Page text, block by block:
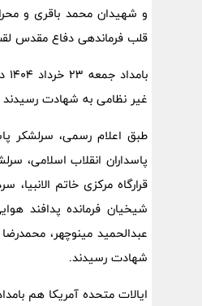
قلب فرماندهی دفاع مقدس
غیر نظامی به شهادت
طبق اعلام رسمی، سرلشکر
پاسداران انقلاب اسلامی،
قرارگاه مرکزی خاتم
شیخیان فرمانده پدافند
عبدالحمید مینوچهر،
شهادت رسیدند.
ایالات متحده آمریکا هم